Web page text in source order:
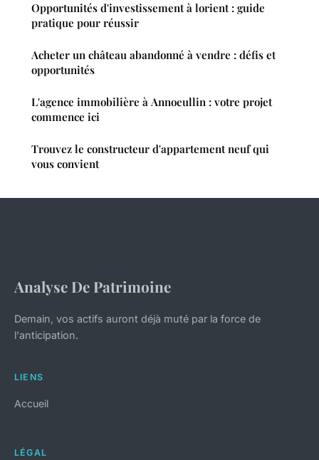
Opportunités d'investissement à lorient : guide
pratique pour réussir
Acheter un château abandonné à vendre : défis et
opportunités
L'agence immobilière à Annoeullin : votre projet
commence ici
Trouvez le constructeur d'appartement neuf qui
vous convient
Analyse De Patrimoine
Demain, vos actifs auront déjà muté par la force de
l'anticipation.
LIENS
Accueil
LÉGAL